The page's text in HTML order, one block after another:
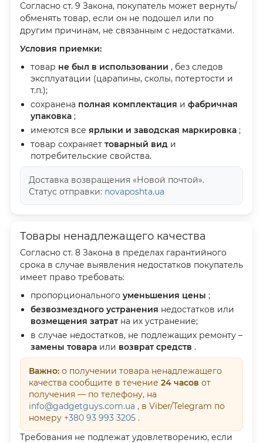
Согласно ст. 9 Закона, покупатель может вернуть/
обменять товар, если он не подошел или по
другим причинам, не связанным с недостатками.
Условия приемки:
товар не был в использовании , без следов
эксплуатации (царапины, сколы, потертости и
т.п.);
сохранена полная комплектация и фабричная
упаковка ;
имеются все ярлыки и заводская маркировка ;
товар сохраняет товарный вид и
потребительские свойства.
Доставка возвращения «Новой почтой».
Статус отправки: novaposhta.ua
Товары ненадлежащего качества
Согласно ст. 8 Закона в пределах гарантийного
срока в случае выявления недостатков покупатель
имеет право требовать:
пропорционального уменьшения цены ;
безвозмездного устранения недостатков или
возмещения затрат на их устранение;
в случае недостатков, не подлежащих ремонту –
замены товара или возврат средств .
Важно: о получении товара ненадлежащего
качества сообщите в течение 24 часов от
получения — по телефону, на
info@gadgetguys.com.ua , в Viber/Telegram по
номеру +380 93 993 3205 .
Требования не подлежат удовлетворению, если